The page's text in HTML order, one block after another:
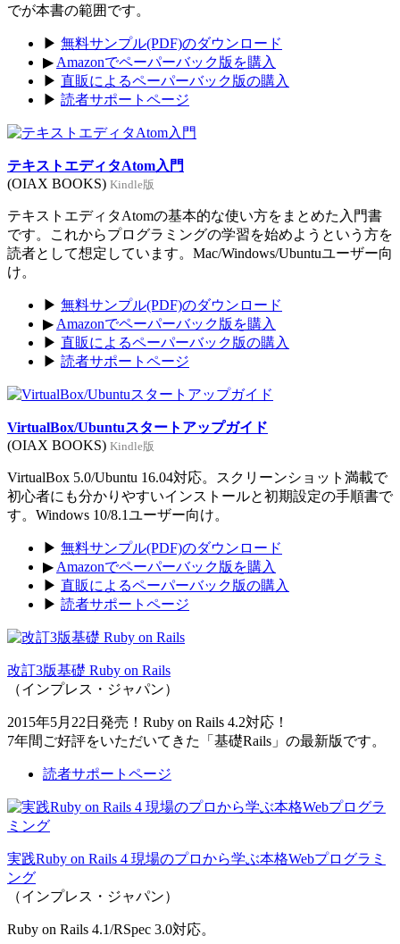
でが本書の範囲です。
▶ 無料サンプル(PDF)のダウンロード
▶ Amazonでペーパーバック版を購入
▶ 直販によるペーパーバック版の購入
▶ 読者サポートページ
テキストエディタAtom入門
(OIAX BOOKS) Kindle版
テキストエディタAtomの基本的な使い方をまとめた入門書
です。これからプログラミングの学習を始めようという方を
読者として想定しています。Mac/Windows/Ubuntuユーザー向
け。
▶ 無料サンプル(PDF)のダウンロード
▶ Amazonでペーパーバック版を購入
▶ 直販によるペーパーバック版の購入
▶ 読者サポートページ
VirtualBox/Ubuntuスタートアップガイド
(OIAX BOOKS) Kindle版
VirtualBox 5.0/Ubuntu 16.04対応。スクリーンショット満載で
初心者にも分かりやすいインストールと初期設定の手順書で
す。Windows 10/8.1ユーザー向け。
▶ 無料サンプル(PDF)のダウンロード
▶ Amazonでペーパーバック版を購入
▶ 直販によるペーパーバック版の購入
▶ 読者サポートページ
改訂3版基礎 Ruby on Rails
（インプレス・ジャパン）
2015年5月22日発売！Ruby on Rails 4.2対応！
7年間ご好評をいただいてきた「基礎Rails」の最新版です。
読者サポートページ
実践Ruby on Rails 4 現場のプロから学ぶ本格Webプログラミ
ング
（インプレス・ジャパン）
Ruby on Rails 4.1/RSpec 3.0対応。